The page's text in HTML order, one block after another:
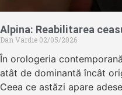
Alpina: Reabilitarea
Dan Vardie 02/05/2026
În orologeria
atât de dominantă încât
Ceea ce astăzi apare